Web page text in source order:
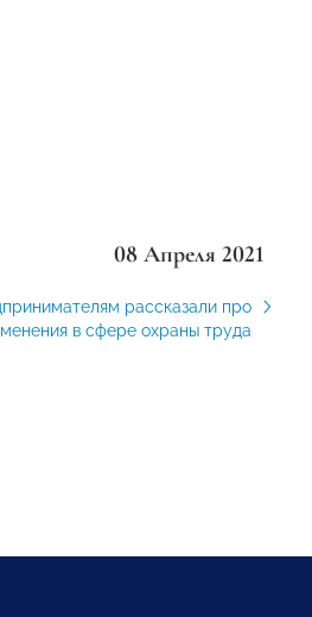
08 Апреля 2021
рассказали про
в сфере охраны труда